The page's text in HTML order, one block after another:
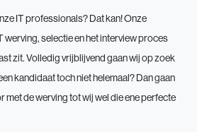
IT professionals? Dat kan! Onze
werving, selectie en het interview proces
zit. Volledig vrijblijvend gaan wij op zoek
kandidaat toch niet helemaal? Dan gaan
de werving tot wij wel die ene perfecte